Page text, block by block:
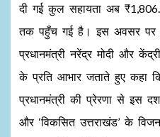
दी गई कुल सहायता अब
तक पहुँच गई है। इस अवसर पर
प्रधानमंत्री नरेंद्र मोदी और
के प्रति आभार जताते हुए कहा
प्रधानमंत्री की प्रेरणा से इस
और ‘विकसित उत्तराखंड’ के